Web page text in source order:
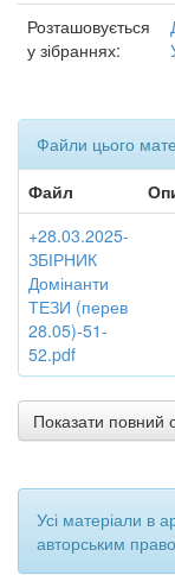
Розташовується
у зібраннях:
Файли цього
Файл
+28.03.2025-
ЗБІРНИК
Домінанти
ТЕЗИ (перев
28.05)-51-
52.pdf
Показати повний
Усі матеріали в
авторським